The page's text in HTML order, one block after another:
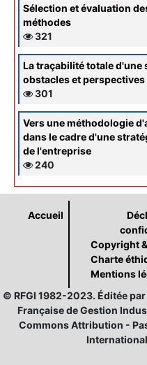
Sélection et évaluation
méthodes
321
La traçabilité totale d'une
obstacles et
301
Vers une méthodologie
dans le cadre d'une
de l'entreprise
240
Accueil
Copyright
Charte
Mentions
© RFGI 1982-2023. Éditée
Française de Gestion
Commons Attribution -